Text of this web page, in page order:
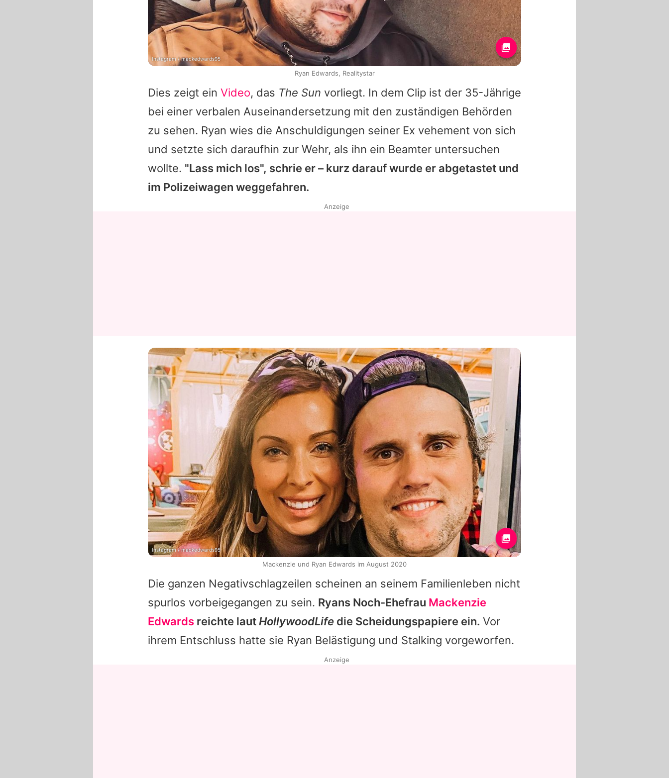
Dies zeigt ein Video, das The Sun vorliegt. In dem Clip ist der 35-Jährige
bei einer verbalen Auseinandersetzung mit den zuständigen Behörden
zu sehen. Ryan wies die Anschuldigungen seiner Ex vehement von sich
und setzte sich daraufhin zur Wehr, als ihn ein Beamter untersuchen
wollte. "Lass mich los", schrie er – kurz darauf wurde er abgetastet und
im Polizeiwagen weggefahren.
Die ganzen Negativschlagzeilen scheinen an seinem Familienleben nicht
spurlos vorbeigegangen zu sein. Ryans Noch-Ehefrau Mackenzie
Edwards reichte lautHollywoodLife die Scheidungspapiere ein. Vor
ihrem Entschluss hatte sie Ryan Belästigung und Stalking vorgeworfen.
Instagram / mackedwards95
Ryan Edwards, Realitystar
Anzeige
Instagram / mackedwards95
Mackenzie und Ryan Edwards im August 2020
Anzeige